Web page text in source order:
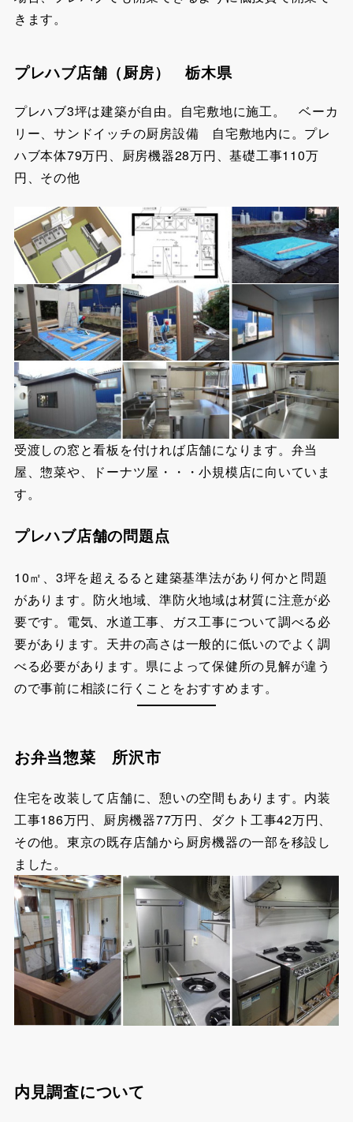
きます。
プレハブ店舗（厨房） 栃木県
プレハブ3坪は建築が自由。自宅敷地に施工。 ベーカ
リー、サンドイッチの厨房設備 自宅敷地内に。プレ
ハブ本体79万円、厨房機器28万円、基礎工事110万
円、その他
受渡しの窓と看板を付ければ店舗になります。 弁当
屋、惣菜や、ドーナツ屋・・・小規模店に向いていま
す。
プレハブ店舗の問題点
10㎡、3坪を超えるると建築基準法があり何かと問題
があります。防火地域、準防火地域は材質に注意が必
要です。電気、水道工事、ガス工事について調べる必
要があります。天井の高さは一般的に低いのでよく調
べる必要があります。県によって保健所の見解が違う
ので事前に相談に行くことをおすすめます。
お弁当惣菜 所沢市
住宅を改装して店舗に、憩いの空間もあります。内装
工事186万円、厨房機器77万円、ダクト工事42万円、
その他。東京の既存店舗から厨房機器の一部を移設し
ました。
内見調査について